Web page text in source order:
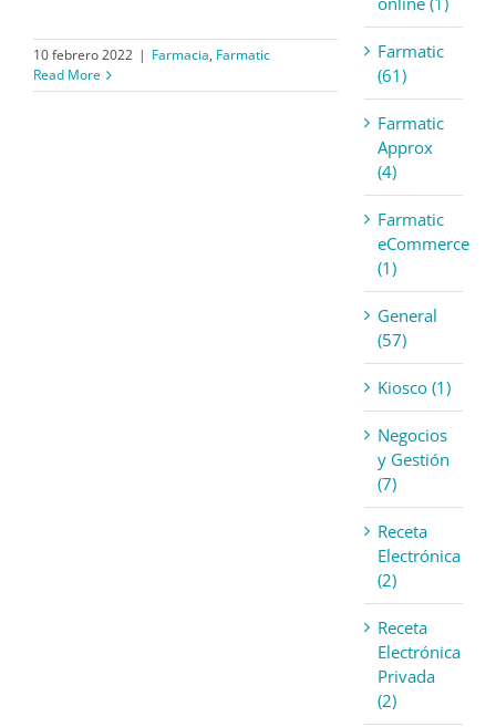
Contacto
10 febrero 2022 | Farmacia, Farmatic
Read More
Farmatic
(61)
Farmatic
Approx
(4)
Farmatic
eCommerce
(1)
General
(57)
Kiosco (1)
Negocios
y Gestión
(7)
Receta
Electrónica
(2)
Receta
Electrónica
Privada
(2)